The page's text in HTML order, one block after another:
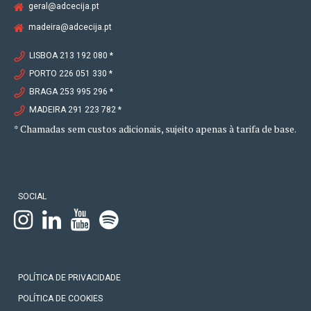
geral@adcecija.pt
madeira@adcecija.pt
LISBOA 213 192 080 *
PORTO 226 051 330 *
BRAGA 253 995 296 *
MADEIRA 291 223 782 *
* Chamadas sem custos adicionais, sujeito apenas à tarifa de base.
SOCIAL
POLÍTICA DE PRIVACIDADE
POLÍTICA DE COOKIES